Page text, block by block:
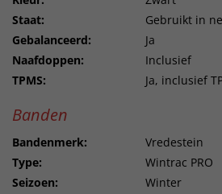
Staat:
Gebruikt in
Gebalanceerd:
Ja
Naafdoppen:
Inclusief
TPMS:
Ja, inclusief
Banden
Bandenmerk:
Vredestein
Type:
Wintrac PRO
Seizoen:
Winter